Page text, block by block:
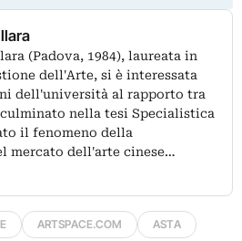
(Padova, 1984), laureata in
dell'Arte, si è interessata
dell'università al rapporto tra
nella tesi Specialistica
il fenomeno della
mercato dell'arte cinese…
ARTSPACE.COM ASTA